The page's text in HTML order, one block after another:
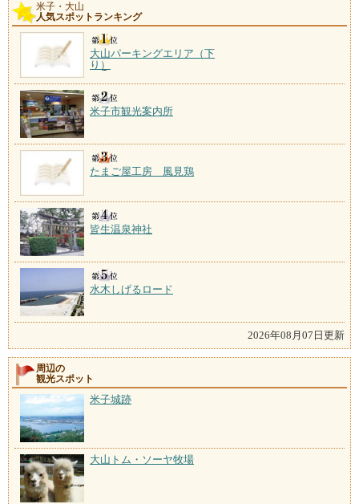
米子・大山
人気スポットランキング
大山パーキングエリア（下
り）
米子市観光案内所
たまご屋工房 風見鶏
皆生温泉神社
水木しげるロード
2026年08月07日更新
周辺の
観光スポット
米子城跡
大山トム・ソーヤ牧場